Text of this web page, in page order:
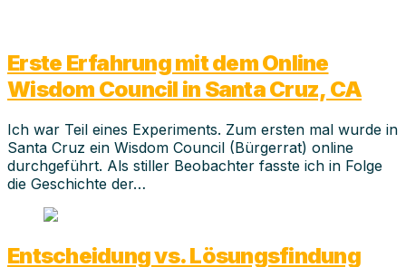
Erste Erfahrung mit dem Online
Wisdom Council in Santa Cruz, CA
Ich war Teil eines Experiments. Zum ersten mal wurde in
Santa Cruz ein Wisdom Council (Bürgerrat) online
durchgeführt. Als stiller Beobachter fasste ich in Folge
die Geschichte der…
Entscheidung vs. Lösungsfindung